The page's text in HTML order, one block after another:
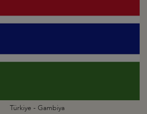
Türkiye - Gambiya